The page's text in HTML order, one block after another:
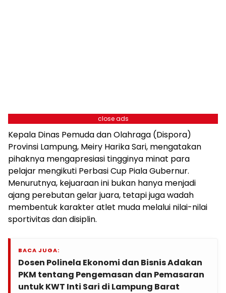
close ads
Kepala Dinas Pemuda dan Olahraga (Dispora)
Provinsi Lampung, Meiry Harika Sari, mengatakan
pihaknya mengapresiasi tingginya minat para
pelajar mengikuti Perbasi Cup Piala Gubernur.
Menurutnya, kejuaraan ini bukan hanya menjadi
ajang perebutan gelar juara, tetapi juga wadah
membentuk karakter atlet muda melalui nilai-nilai
sportivitas dan disiplin.
BACA JUGA:
Dosen Polinela Ekonomi dan Bisnis Adakan
PKM tentang Pengemasan dan Pemasaran
untuk KWT Inti Sari di Lampung Barat